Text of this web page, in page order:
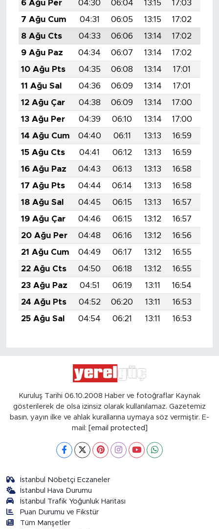
6 Ağu Per 04:30 06:04 13:15 17:03
7 Ağu Cum
04:31 06:05 13:15 17:02
8 Ağu Cts
04:33 06:06 13:14 17:02
9 Ağu Paz
04:34 06:07 13:14 17:02
10 Ağu Pts
04:35 06:08 13:14 17:01
11 Ağu Sal
04:36 06:09 13:14 17:01
12 Ağu Çar
04:38 06:09 13:14 17:00
13 Ağu Per
04:39 06:10 13:14 17:00
14 Ağu Cum
04:40 06:11 13:13 16:59
15 Ağu Cts
04:41 06:12 13:13 16:59
16 Ağu Paz
04:43 06:13 13:13 16:58
17 Ağu Pts
04:44 06:14 13:13 16:58
18 Ağu Sal
04:45 06:15 13:13 16:57
19 Ağu Çar
04:46 06:15 13:12 16:57
20 Ağu Per
04:48 06:16 13:12 16:56
21 Ağu Cum
04:49 06:17 13:12 16:55
22 Ağu Cts
04:50 06:18 13:12 16:55
23 Ağu Paz
04:51 06:19 13:11 16:54
24 Ağu Pts
04:52 06:20 13:11 16:53
25 Ağu Sal
04:54 06:21 13:11 16:53
Kuruluş Tarihi 06.10.2008 Haber ve fotoğraflar Kaynak
gösterilerek de olsa izinsiz olarak kullanılamaz. Gazetemiz
basın, yayın ilke ve ahlak kurallarına uymaya söz vermiştir. E-
mail: [email protected]
İstanbul Nöbetçi Eczaneler
İstanbul Hava Durumu
İstanbul Trafik Yoğunluk Haritası
Puan Durumu ve Fikstür
Tüm Manşetler